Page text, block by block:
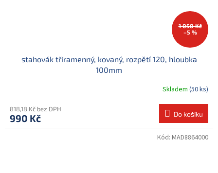
1 050 Kč
–5 %
stahovák tříramenný, kovaný, rozpětí 120, hloubka
100mm
Skladem (50 ks)
818,18 Kč bez DPH
990 Kč Do košíku
Kód: MAD8864000